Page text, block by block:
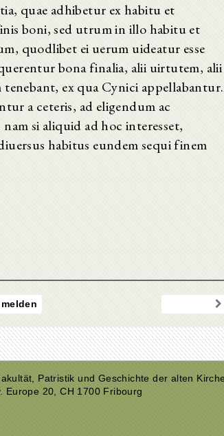
quae adhibetur ex habitu et
boni, sed utrum in illo habitu et
quodlibet ei uerum uideatur esse
bona finalia, alii uirtutem, alii
ex qua Cynici appellabantur.
a ceteris, ad eligendum ac
si aliquid ad hoc interesset,
habitus eundem sequi finem
Patristik und Geschichte der alten
Europe 20, CH 1700 Fribourg